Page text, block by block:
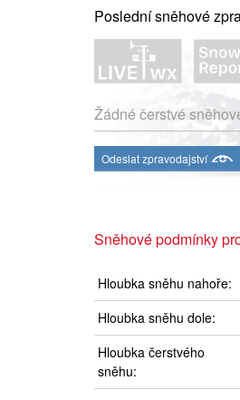
Poslední sněhové
Žádné čerstvé
Odeslat zpravodajství
Sněhové podmínky
Hloubka sněhu nahoře:
Hloubka sněhu dole:
Hloubka čerstvého
sněhu: